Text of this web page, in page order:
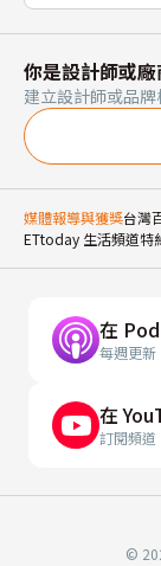
你是設計師或廠
建立設計師或品
媒體報導與獲獎台灣
ETtoday 生活頻道特
在
每週更
在
訂閱頻
©